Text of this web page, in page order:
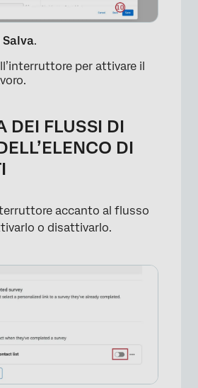
×
Salva.
per attivare il
DEI FLUSSI DI
DI
accanto al flusso
o disattivarlo.